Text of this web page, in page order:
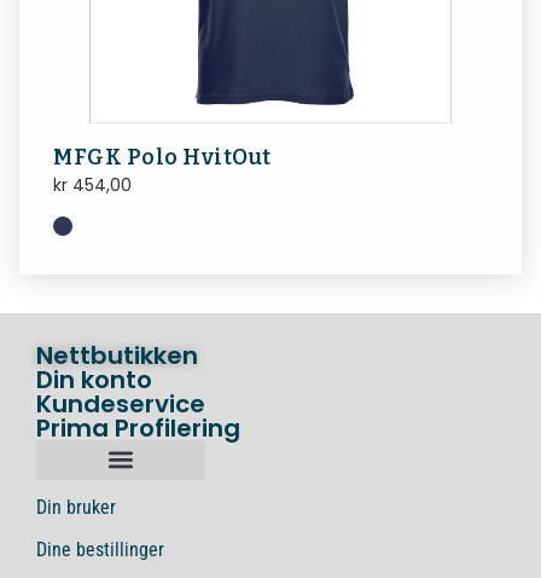
MFGK Polo HvitOut
kr 454,00
Nettbutikken
Din konto
Kundeservice
Prima Profilering
Din bruker
Dine bestillinger